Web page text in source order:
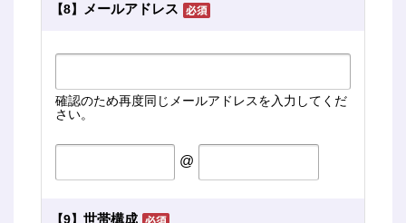
【8】 メールアドレス
確認のため再度同じメールアドレスを入力してくだ
さい。
@
【9】 世帯構成